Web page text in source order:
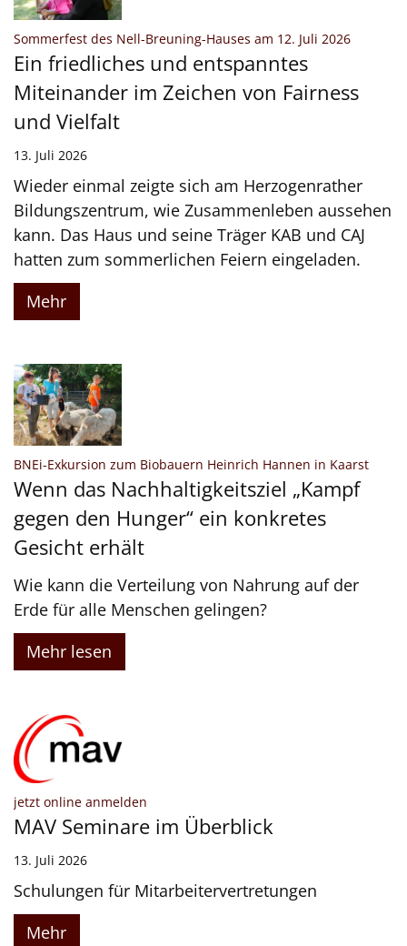
Sommerfest des Nell-Breuning-Hauses am 12. Juli 2026:
Ein friedliches und entspanntes
Miteinander im Zeichen von Fairness
und Vielfalt
13. Juli 2026
Wieder einmal zeigte sich am Herzogenrather
Bildungszentrum, wie Zusammenleben aussehen
kann. Das Haus und seine Träger KAB und CAJ
hatten zum sommerlichen Feiern eingeladen.
Mehr
BNEi-Exkursion zum Biobauern Heinrich Hannen in Kaarst:
Wenn das Nachhaltigkeitsziel „Kampf
gegen den Hunger“ ein konkretes
Gesicht erhält
Wie kann die Verteilung von Nahrung auf der
Erde für alle Menschen gelingen?
Mehr lesen
jetzt online anmelden
MAV Seminare im Überblick
13. Juli 2026
Schulungen für Mitarbeitervertretungen
Mehr